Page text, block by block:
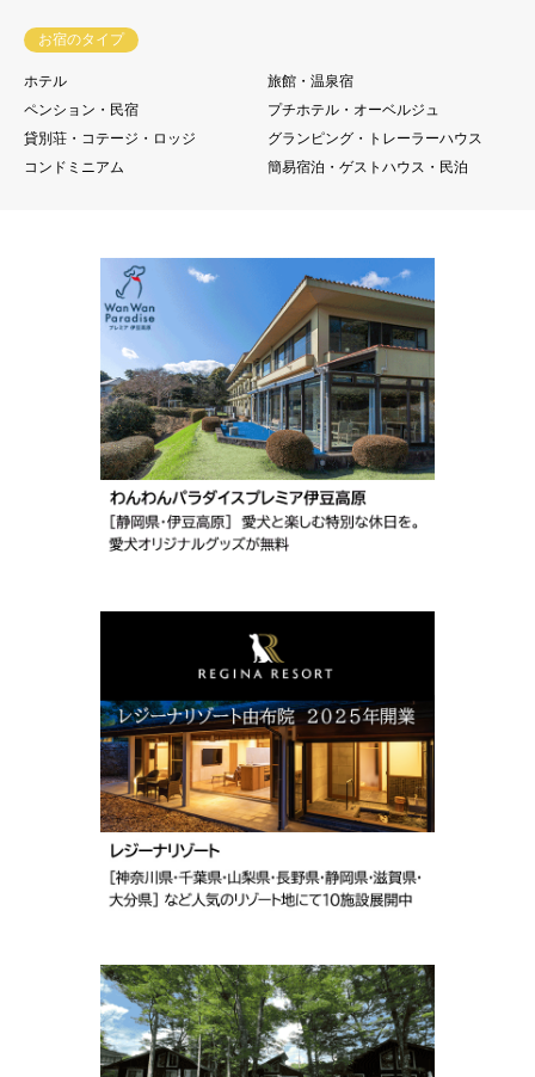
お宿のタイプ
ホテル
旅館・温泉宿
ペンション・民宿
プチホテル・オーベルジュ
貸別荘・コテージ・ロッジ
グランピング・トレーラーハウス
コンドミニアム
簡易宿泊・ゲストハウス・民泊